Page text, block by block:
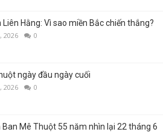
Liên Hằng: Vì sao miền Bắc chiến thắng?
2026 0
ngày đầu ngày cuối
2026 0
Ban Mê Thuột 55 năm nhìn lại 22 tháng 6